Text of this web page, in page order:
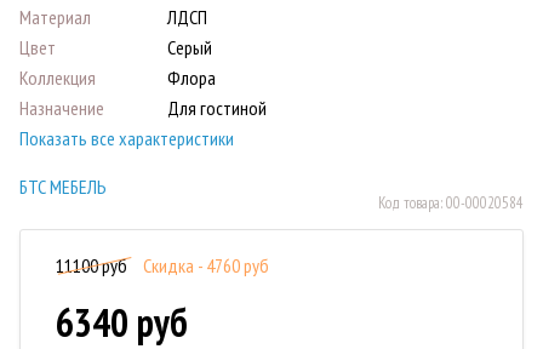
Материал
ЛДСП
Цвет
Серый
Коллекция
Флора
Назначение
Для гостиной
Показать все характеристики
БТС МЕБЕЛЬ
Код товара:00-00020584
11100 руб Скидка - 4760 руб
6340 руб